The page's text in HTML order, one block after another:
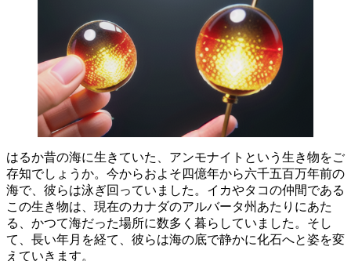
はるか昔の海に生きていた、アンモナイトという生き物をご
存知でしょうか。今からおよそ四億年から六千五百万年前の
海で、彼らは泳ぎ回っていました。イカやタコの仲間である
この生き物は、現在のカナダのアルバータ州あたりにあた
る、 かつて海だった場所に数多く暮らしていました 。そし
て、長い年月を経て、彼らは海の底で静かに化石へと姿を変
えていきます。